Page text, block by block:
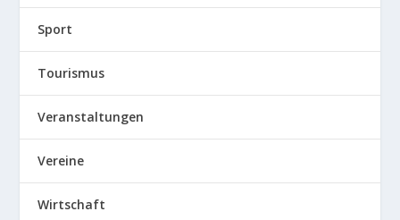
Sport
Tourismus
Veranstaltungen
Vereine
Wirtschaft